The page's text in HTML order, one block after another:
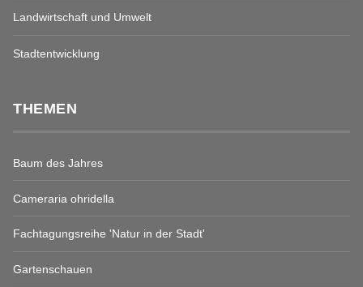
Landwirtschaft und Umwelt
Stadtentwicklung
THEMEN
Baum des Jahres
Cameraria ohridella
Fachtagungsreihe 'Natur in der Stadt'
Gartenschauen